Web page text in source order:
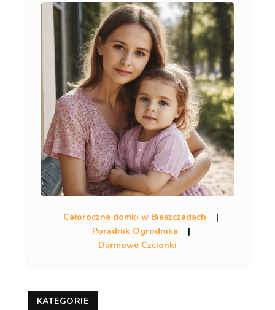
Całoroczne domki w Bieszczadach
|
Poradnik Ogrodnika
|
Darmowe Czcionki
KATEGORIE